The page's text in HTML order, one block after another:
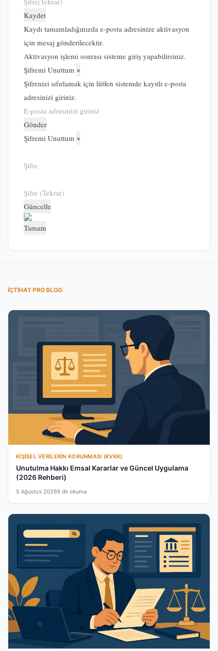
Kaydet
Kaydı tamamladığınızda e-posta adresinize aktivasyon
için mesaj gönderilecektir.
Aktivasyon işlemi sonrası sisteme giriş yapabilirsiniz.
Şifremi Unuttum ×
Şifrenizi sıfırlamak için lütfen sistemde kayıtlı e-posta
adresinizi giriniz.
Gönder
Şifremi Unuttum ×
Güncelle
Tamam
İÇTIHAT PRO BLOG
KIŞISEL VERILERIN KORUNMASI (KVKK)
Unutulma Hakkı Emsal Kararlar ve Güncel Uygulama
(2026 Rehberi)
5 Ağustos 20269 dk okuma